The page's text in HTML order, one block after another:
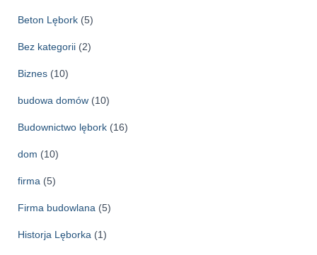
Beton Lębork (5)
Bez kategorii (2)
Biznes (10)
budowa domów (10)
Budownictwo lębork (16)
dom (10)
firma (5)
Firma budowlana (5)
Historja Lęborka (1)